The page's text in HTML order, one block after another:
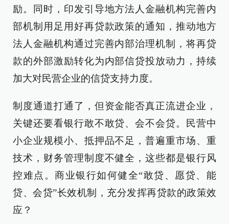
励。同时，印发引导地方法人金融机构完善内
部机制用足用好再贷款政策的通知，推动地方
法人金融机构通过完善内部治理机制，将再贷
款的外部激励转化为内部信贷投放动力，持续
加大对民营企业的信贷支持力度。
制度通道打通了，但资金能否真正流进企业，
关键还要看银行敢不敢贷、会不会贷。民营中
小企业规模小、抵押品不足，普遍重市场、重
技术，财务管理制度不健全，这些都是银行风
控难点。商业银行如何健全“敢贷、愿贷、能
贷、会贷”长效机制，充分发挥再贷款的政策效
应？